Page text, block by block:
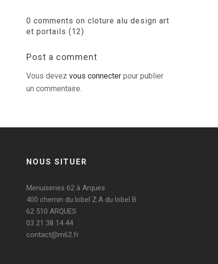
0 comments on cloture alu design art
et portails (12)
Post a comment
Vous devez vous connecter pour publier
un commentaire.
NOUS SITUER
Menuiseries 62 à Arques
400 chemin du lobel Z.A du lobel B
62 510 ARQUES
03 21 38 14 44
contact@m62.fr